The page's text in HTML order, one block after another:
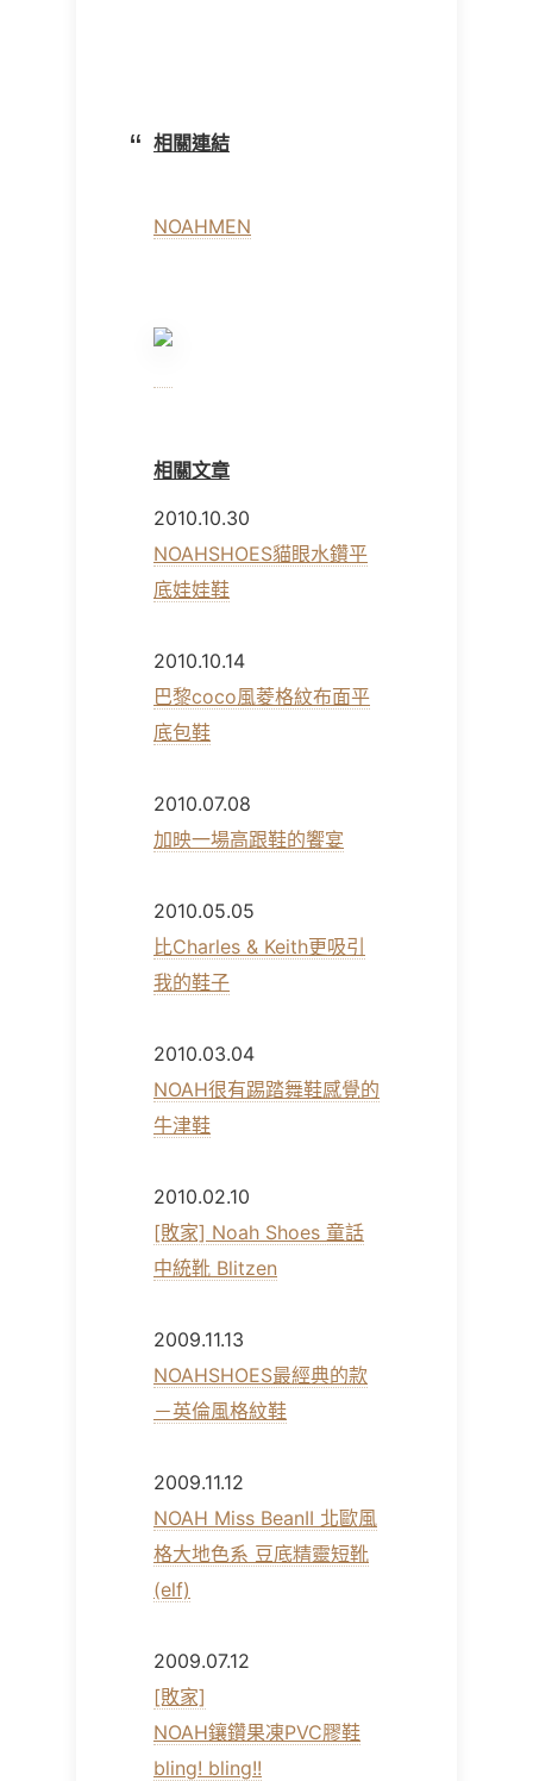
相關連結
NOAHMEN
相關文章
2010.10.30
NOAHSHOES貓眼水鑽平
底娃娃鞋
2010.10.14
巴黎coco風菱格紋布面平
底包鞋
2010.07.08
加映一場高跟鞋的饗宴
2010.05.05
比Charles & Keith更吸引
我的鞋子
2010.03.04
NOAH很有踢踏舞鞋感覺的
牛津鞋
2010.02.10
[敗家] Noah Shoes 童話
中統靴 Blitzen
2009.11.13
NOAHSHOES最經典的款
－英倫風格紋鞋
2009.11.12
NOAH Miss BeanII 北歐風
格大地色系 豆底精靈短靴
(elf)
2009.07.12
[敗家]
NOAH鑲鑽果凍PVC膠鞋
bling! bling!!